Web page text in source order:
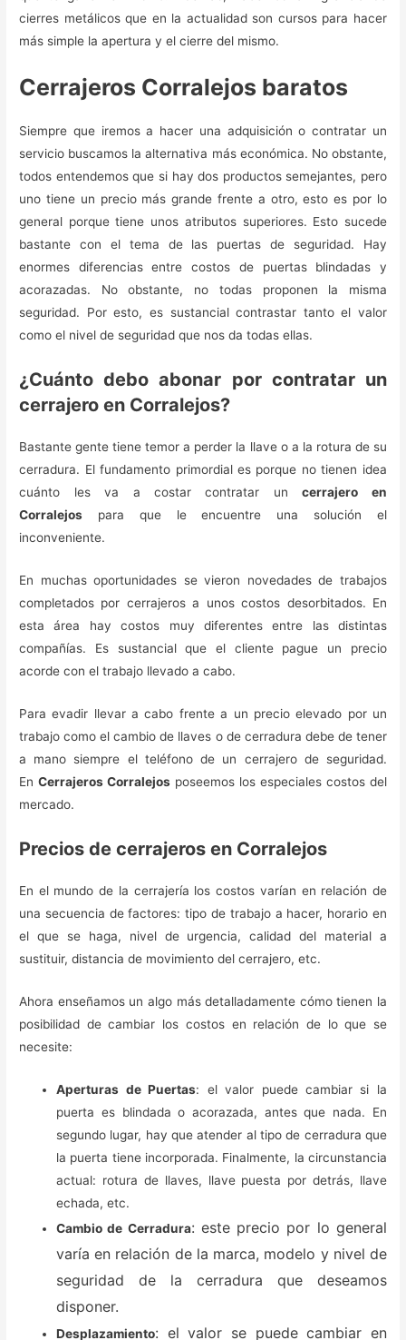
cierres metálicos que en la actualidad son cursos para hacer
más simple la apertura y el cierre del mismo.
Cerrajeros Corralejos baratos
Siempre que iremos a hacer una adquisición o contratar un
servicio buscamos la alternativa más económica. No obstante,
todos entendemos que si hay dos productos semejantes, pero
uno tiene un precio más grande frente a otro, esto es por lo
general porque tiene unos atributos superiores. Esto sucede
bastante con el tema de las puertas de seguridad. Hay
enormes diferencias entre costos de puertas blindadas y
acorazadas. No obstante, no todas proponen la misma
seguridad. Por esto, es sustancial contrastar tanto el valor
como el nivel de seguridad que nos da todas ellas.
¿Cuánto debo abonar por contratar un
cerrajero en Corralejos?
Bastante gente tiene temor a perder la llave o a la rotura de su
cerradura. El fundamento primordial es porque no tienen idea
cuánto les va a costar contratar uncerrajero en
Corralejos para que le encuentre una solución el
inconveniente.
En muchas oportunidades se vieron novedades de trabajos
completados por cerrajeros a unos costos desorbitados. En
esta área hay costos muy diferentes entre las distintas
compañías. Es sustancial que el cliente pague un precio
acorde con el trabajo llevado a cabo.
Para evadir llevar a cabo frente a un precio elevado por un
trabajo como el cambio de llaves o de cerradura debe de tener
a mano siempre el teléfono de un cerrajero de seguridad.
EnCerrajeros Corralejos poseemos los especiales costos del
mercado.
Precios de cerrajeros en Corralejos
En el mundo de la cerrajería los costos varían en relación de
una secuencia de factores: tipo de trabajo a hacer, horario en
el que se haga, nivel de urgencia, calidad del material a
sustituir, distancia de movimiento del cerrajero, etc.
Ahora enseñamos un algo más detalladamente cómo tienen la
posibilidad de cambiar los costos en relación de lo que se
necesite:
Aperturas de Puertas: el valor puede cambiar si la
puerta es blindada o acorazada, antes que nada. En
segundo lugar, hay que atender al tipo de cerradura que
la puerta tiene incorporada. Finalmente, la circunstancia
actual: rotura de llaves, llave puesta por detrás, llave
echada, etc.
Cambio de Cerradura: este precio por lo general
varía en relación de la marca, modelo y nivel de
seguridad de la cerradura que deseamos
disponer.
Desplazamiento: el valor se puede cambiar en